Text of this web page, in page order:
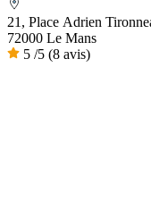
21, Place Adrien
72000 Le Mans
5 /5 (8 avis)